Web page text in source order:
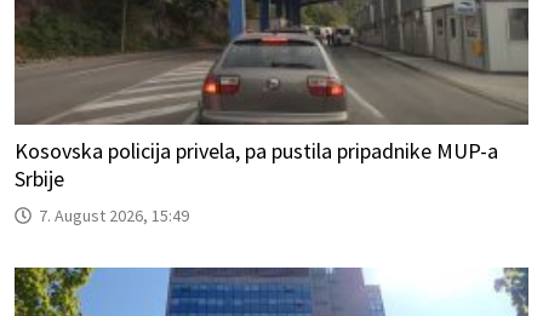
Kosovska policija privela, pa pustila pripadnike MUP-a
Srbije
7. August 2026, 15:49